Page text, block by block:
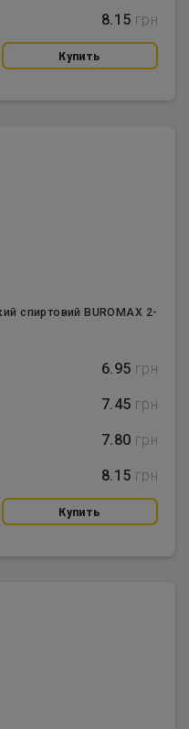
8.15 грн
Купить
спиртовий BUROMAX 2-
6.95 грн
7.45 грн
7.80 грн
8.15 грн
Купить